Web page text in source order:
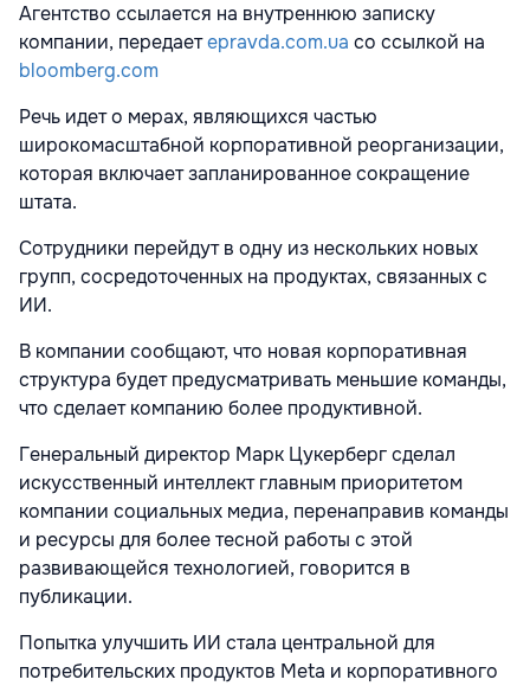
Агентство ссылается на внутреннюю записку
компании, передаетepravda.com.ua со ссылкой на
bloomberg.com
Речь идет о мерах, являющихся частью
широкомасштабной корпоративной реорганизации,
которая включает запланированное сокращение
штата.
Сотрудники перейдут в одну из нескольких новых
групп, сосредоточенных на продуктах, связанных с
ИИ.
В компании сообщают, что новая корпоративная
структура будет предусматривать меньшие команды,
что сделает компанию более продуктивной.
Генеральный директор Марк Цукерберг сделал
искусственный интеллект главным приоритетом
компании социальных медиа, перенаправив команды
и ресурсы для более тесной работы с этой
развивающейся технологией, говорится в
публикации.
Попытка улучшить ИИ стала центральной для
потребительских продуктов Meta и корпоративного